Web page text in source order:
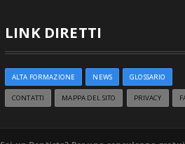
LINK DIRETTI
ALTA FORMAZIONE NEWS GLOSSARIO
CONTATTI MAPPA DEL SITO PRIVACY